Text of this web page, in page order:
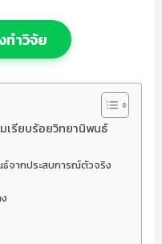
ทำวิจัย
เรียบร้อยวิทยานิพนธ์
จากประสบการณ์ตัวจริง